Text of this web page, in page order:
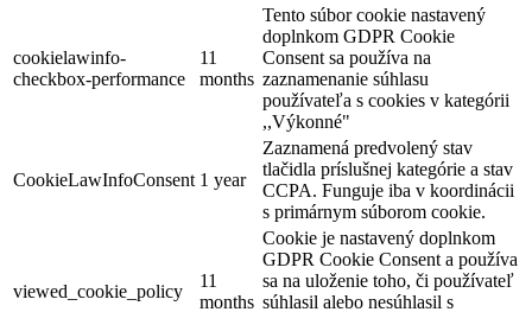
cookielawinfo-
checkbox-performance
11
months
Tento súbor cookie nastavený
doplnkom GDPR Cookie
Consent sa používa na
zaznamenanie súhlasu
používateľa s cookies v kategórii
,,Výkonné"
CookieLawInfoConsent 1 year
Zaznamená predvolený stav
tlačidla príslušnej kategórie a stav
CCPA. Funguje iba v koordinácii
s primárnym súborom cookie.
viewed_cookie_policy
11
months
Cookie je nastavený doplnkom
GDPR Cookie Consent a používa
sa na uloženie toho, či používateľ
súhlasil alebo nesúhlasil s